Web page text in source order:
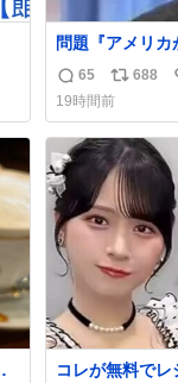
問題『アメリ
名倉「ホンマご
返
信
数
65
リ
ポ
ス
ト
数
688
19時間前
コレが無料で